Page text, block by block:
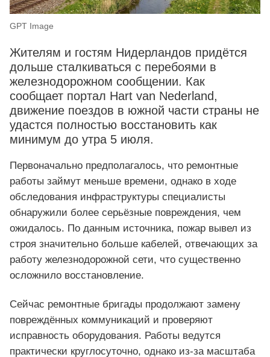
GPT Image
Жителям и гостям Нидерландов придётся
дольше сталкиваться с перебоями в
железнодорожном сообщении. Как
сообщает портал Hart van Nederland,
движение поездов в южной части страны не
удастся полностью восстановить как
минимум до утра 5 июля.
Первоначально предполагалось, что ремонтные
работы займут меньше времени, однако в ходе
обследования инфраструктуры специалисты
обнаружили более серьёзные повреждения, чем
ожидалось. По данным источника, пожар вывел из
строя значительно больше кабелей, отвечающих за
работу железнодорожной сети, что существенно
осложнило восстановление.
Сейчас ремонтные бригады продолжают замену
повреждённых коммуникаций и проверяют
исправность оборудования. Работы ведутся
практически круглосуточно, однако из-за масштаба